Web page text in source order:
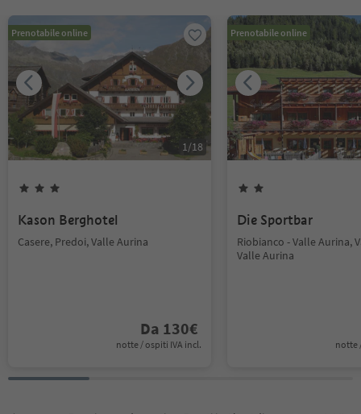
Prenotabile online
1/18
Kason Berghotel
Casere, Predoi, Valle Aurina
Da 130€
notte / ospiti IVA incl.
Prenotabile online
Die Sportbar
Riobianco - Valle Aurina,
Valle Aurina
notte